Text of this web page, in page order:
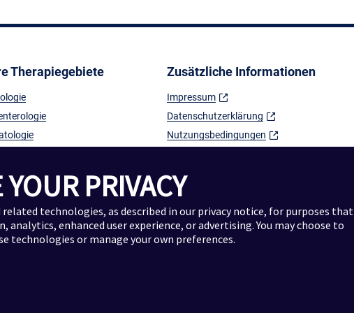
Therapiegebiete Zusätzliche Informationen
Impressum
Datenschutzerklärung
Nutzungsbedingungen
Sitemap
PRIVACY
related technologies, as described in our privacy notice, for purposes that
analytics, enhanced user experience, or advertising. You may choose to
technologies or manage your own preferences.